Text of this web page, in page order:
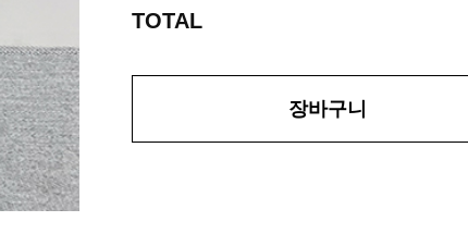
TOTAL
장바구니